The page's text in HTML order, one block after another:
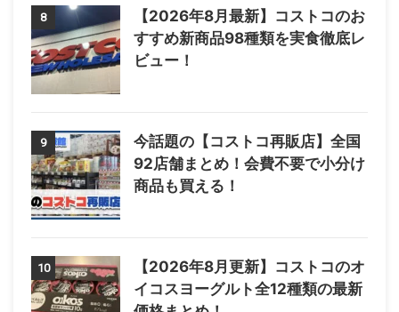
8
【2026年8月最新】コストコのお
すすめ新商品98種類を実食徹底レ
ビュー！
9
今話題の【コストコ再販店】全国
92店舗まとめ！会費不要で小分け
商品も買える！
10
【2026年8月更新】コストコのオ
イコスヨーグルト全12種類の最新